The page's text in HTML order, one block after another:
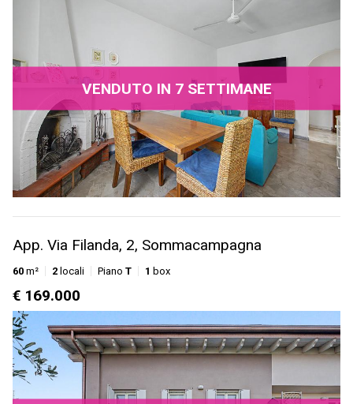
VENDUTO IN 7 SETTIMANE
App. Via Filanda, 2, Sommacampagna
60 m² 2 locali Piano T 1 box
€ 169.000